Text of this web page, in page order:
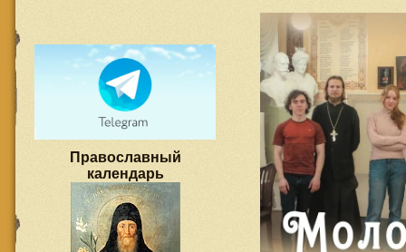
Православный
календарь